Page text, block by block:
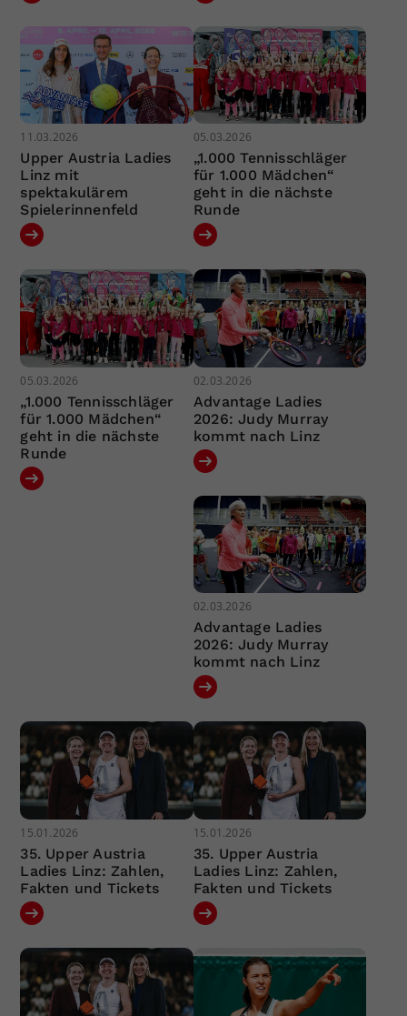
11.03.2026
Upper Austria Ladies
Linz mit
spektakulärem
Spielerinnenfeld
05.03.2026
„1.000 Tennisschläger
für 1.000 Mädchen“
geht in die nächste
Runde
05.03.2026
„1.000 Tennisschläger
für 1.000 Mädchen“
geht in die nächste
Runde
02.03.2026
Advantage Ladies
2026: Judy Murray
kommt nach Linz
02.03.2026
Advantage Ladies
2026: Judy Murray
kommt nach Linz
15.01.2026
35. Upper Austria
Ladies Linz: Zahlen,
Fakten und Tickets
15.01.2026
35. Upper Austria
Ladies Linz: Zahlen,
Fakten und Tickets